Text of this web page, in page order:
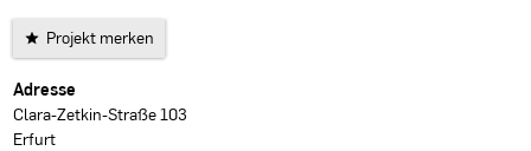
Projekt merken
Projektdaten
Adresse
Clara-Zetkin-Straße 103
Erfurt